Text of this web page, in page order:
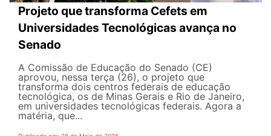
Projeto que transforma Cefets em
Universidades Tecnológicas avança no
Senado
A Comissão de Educação do Senado (CE)
aprovou, nessa terça (26), o projeto que
transforma dois centros federais de educação
tecnológica, os de Minas Gerais e Rio de Janeiro,
em universidades tecnológicas federais. Agora a
matéria, que...